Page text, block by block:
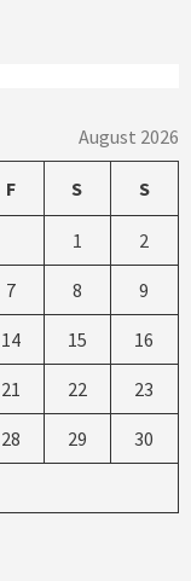
August 2026
F S S
1 2
7 8 9
14 15 16
21 22 23
28 29 30